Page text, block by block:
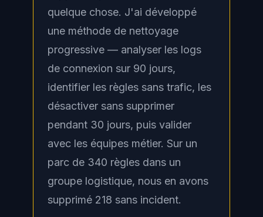
quelque chose. J'ai développé
une méthode de nettoyage
progressive — analyser les logs
de connexion sur 90 jours,
identifier les règles sans trafic, les
désactiver sans supprimer
pendant 30 jours, puis valider
avec les équipes métier. Sur un
parc de 340 règles dans un
groupe logistique, nous en avons
supprimé 218 sans incident.